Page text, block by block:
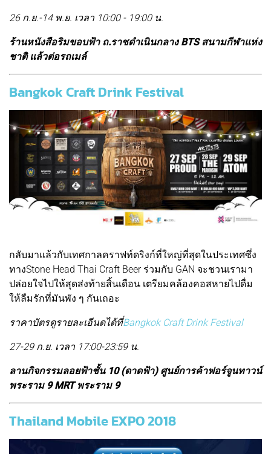
26 ก.ย.-14 พ.ย. เวลา 10:00 - 19:00 น.
ร้านหนังสือริมขอบฟ้า ถ.ราชดําเนินกลาง BTS สนามกีฬาแห่ง
ชาติ แล้วต่อรถเมล์
Bangkok Craft Drink Festival
กลับมาแล้วกับเทศกาลคราฟท์ดริงก์ที่ใหญ่ที่สุดในประเทศซึ่ง
ทางStone Head Thai Craft Beer ร่วมกับ GAN จะชวนเรามา
ปล่อยใจไปให้สุดส่งท้ายสิ้นเดือน เตรียมคล้องคอสหายไปดื่ม
ให้ลืมรักที่มันพัง ๆ กันเถอะ
ราคาบัตรดูรายละเอีนดได้ที่Bangkok Craft Drink Festival
27-29 ก.ย. เวลา 17:00-23:59 น.
ลานกิจกรรมลอยฟ้าชั้น 10 (ดาดฟ้า) ศูนย์การค้าฟอร์จูนทาวน์
พระราม 9 MRT พระราม 9
Thailand Mobile EXPO 2018